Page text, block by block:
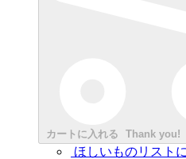
カートに入れる Thank you!
ほしいものリスト